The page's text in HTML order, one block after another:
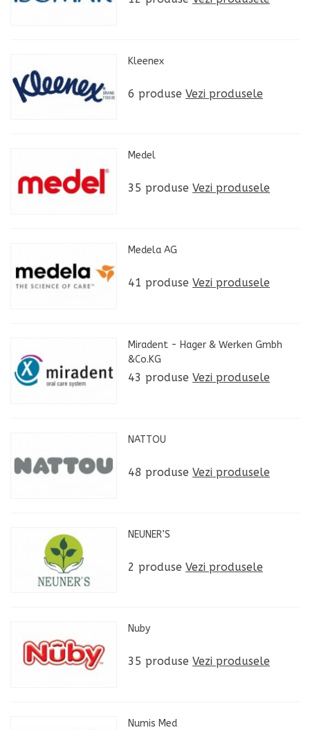
Kleenex
6 produse Vezi produsele
Medel
35 produse Vezi produsele
Medela AG
41 produse Vezi produsele
Miradent - Hager & Werken Gmbh
&Co.KG
43 produse Vezi produsele
NATTOU
48 produse Vezi produsele
NEUNER’S
2 produse Vezi produsele
Nuby
35 produse Vezi produsele
Numis Med